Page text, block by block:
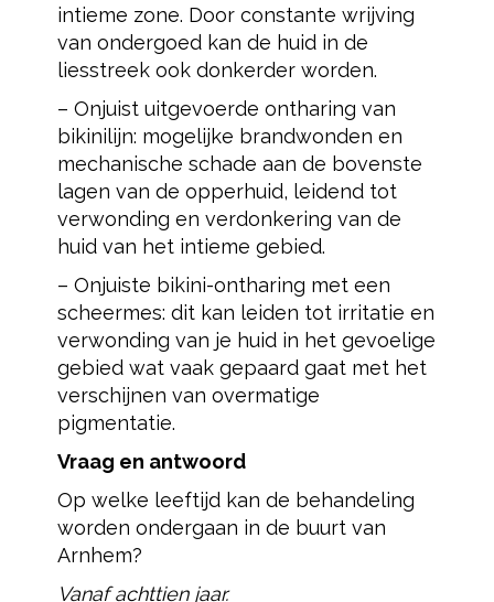
intieme zone. Door constante wrijving
van ondergoed kan de huid in de
liesstreek ook donkerder worden.
– Onjuist uitgevoerde ontharing van
bikinilijn: mogelijke brandwonden en
mechanische schade aan de bovenste
lagen van de opperhuid, leidend tot
verwonding en verdonkering van de
huid van het intieme gebied.
– Onjuiste bikini-ontharing met een
scheermes: dit kan leiden tot irritatie en
verwonding van je huid in het gevoelige
gebied wat vaak gepaard gaat met het
verschijnen van overmatige
pigmentatie.
Vraag en antwoord
Op welke leeftijd kan de behandeling
worden ondergaan in de buurt van
Arnhem?
Vanaf achttien jaar.